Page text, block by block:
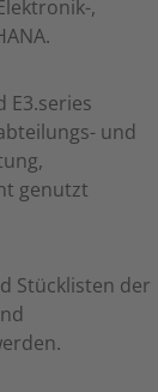
,
E3.series
und
genutzt
Stücklisten der